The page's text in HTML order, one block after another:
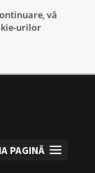
vă
urilor
PAGINĂ